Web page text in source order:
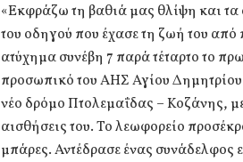
«Εκφράζω τη βαθιά μας θλίψη και τα
του οδηγού που έχασε τη ζωή του
ατύχημα συνέβη 7 παρά τέταρτο το
προσωπικό του ΑΗΣ Αγίου
νέο δρόμο Πτολεμαΐδας – Κοζάνης,
αισθήσεις του. Το λεωφορείο
μπάρες. Αντέδρασε ένας συνάδελφος